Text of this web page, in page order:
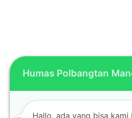
Humas Polbangtan
Hallo, ada yang bisa kami